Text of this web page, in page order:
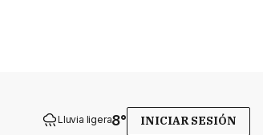
Lluvia ligera8° INICIAR SESIÓN